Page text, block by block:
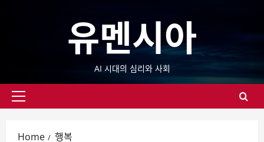
유멘시아
AI 시대의 심리와 사회
Primary
Home 행복